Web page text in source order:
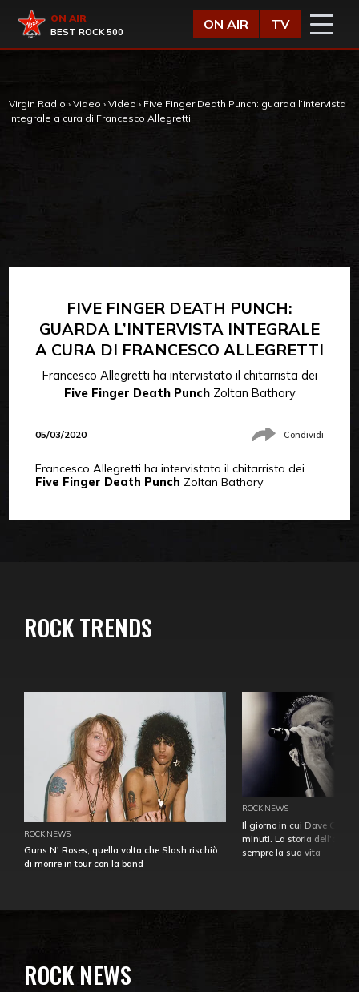
Virgin Radio
ON AIR
BEST ROCK 500
ON AIR TV
Virgin Radio › Video › Video › Five Finger Death Punch: guarda l’intervista
integrale a cura di Francesco Allegretti
FIVE FINGER DEATH PUNCH:
GUARDA L’INTERVISTA INTEGRALE
A CURA DI FRANCESCO ALLEGRETTI
Francesco Allegretti ha intervistato il chitarrista dei
Five Finger Death PunchZoltan Bathory
05/03/2020 Condividi
Francesco Allegretti ha intervistato il chitarrista dei
Five Finger Death Punch Zoltan Bathory
ROCK TRENDS
ROCK NEWS
Guns N' Roses, quella volta che Slash rischiò
di morire in tour con la band
ROCK NEWS
Il giorno in cui Dave
minuti. La storia
sempre la sua vita
ROCK NEWS